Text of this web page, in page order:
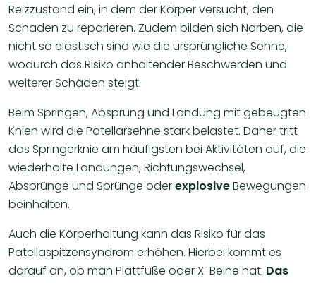
Reizzustand ein, in dem der Körper versucht, den
Schaden zu reparieren. Zudem bilden sich Narben, die
nicht so elastisch sind wie die ursprüngliche Sehne,
wodurch das Risiko anhaltender Beschwerden und
weiterer Schäden steigt.
Beim Springen, Absprung und Landung mit gebeugten
Knien wird die Patellarsehne stark belastet. Daher tritt
das Springerknie am häufigsten bei Aktivitäten auf, die
wiederholte Landungen, Richtungswechsel,
Absprünge und Sprünge oderexplosiveBewegungen
beinhalten.
Auch die Körperhaltung kann das Risiko für das
Patellaspitzensyndrom erhöhen. Hierbei kommt es
darauf an, ob man Plattfüße oder X-Beine hat. Das